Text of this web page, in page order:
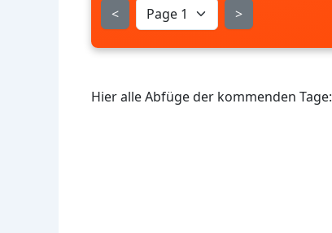
< >
Hier alle Abfüge der kommenden Tage: